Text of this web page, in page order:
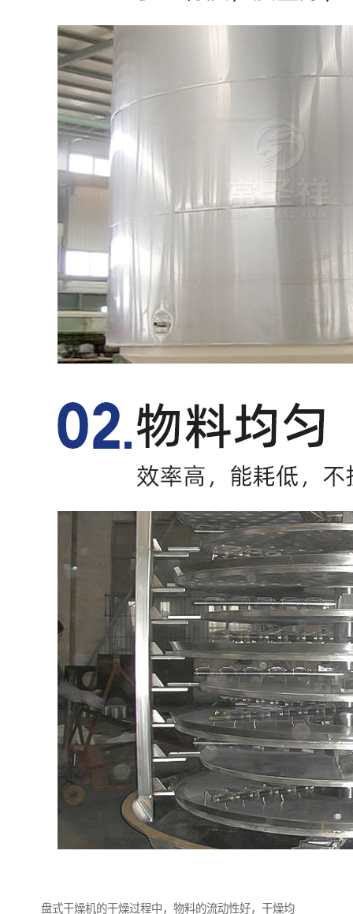
盘式干燥机的干燥过程中，物料的流动性好，干燥均